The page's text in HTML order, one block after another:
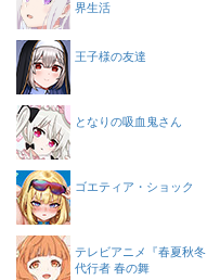
界生活
王子様の友達
となりの吸血鬼さん
ゴエティア・ショック
テレビアニメ『春夏秋冬
代行者 春の舞